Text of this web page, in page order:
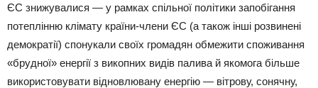
ЄС знижувалися — у рамках спільної політики запобігання
потеплінню клімату країни-члени ЄС (а також інші розвинені
демократії) спонукали своїх громадян обмежити споживання
«брудної» енергії з викопних видів палива й якомога більше
використовувати відновлювану енергію — вітрову, сонячну,